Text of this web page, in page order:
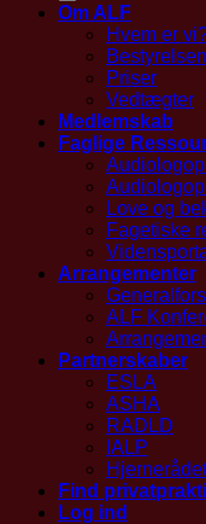
Om ALF
Hvem er
Bestyrelsen
Priser
Vedtægter
Medlemskab
Faglige
Love og
Fagetiske
Arrangementer
ALF
Partnerskaber
ESLA
ASHA
RADLD
IALP
Hjernerådet
Find
Log ind